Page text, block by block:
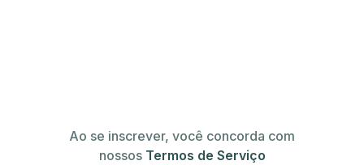
Ao se inscrever, você concorda com
nossos Termos de Serviço